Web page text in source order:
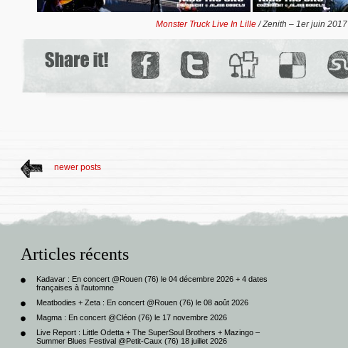
Monster Truck Live In Lille/ Zenith – 1er juin 2017
newer posts
Articles récents
Kadavar : En concert @Rouen (76) le 04 décembre 2026 + 4 dates
françaises à l’automne
Meatbodies + Zeta : En concert @Rouen (76) le 08 août 2026
Magma : En concert @Cléon (76) le 17 novembre 2026
Live Report : Little Odetta + The SuperSoul Brothers + Mazingo –
Summer Blues Festival @Petit-Caux (76) 18 juillet 2026